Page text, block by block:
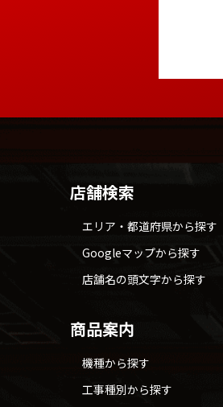
店舗検索
エリア・都道府県から探す
Googleマップから探す
店舗名の頭文字から探す
商品案内
機種から探す
工事種別から探す